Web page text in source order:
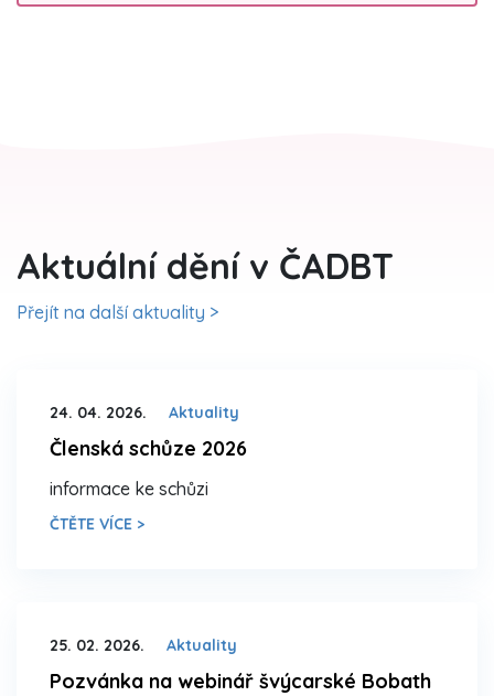
Aktuální dění v ČADBT
Přejít na další aktuality >
24. 04. 2026. Aktuality
Členská schůze 2026
informace ke schůzi
ČTĚTE VÍCE >
25. 02. 2026. Aktuality
Pozvánka na webinář švýcarské Bobath